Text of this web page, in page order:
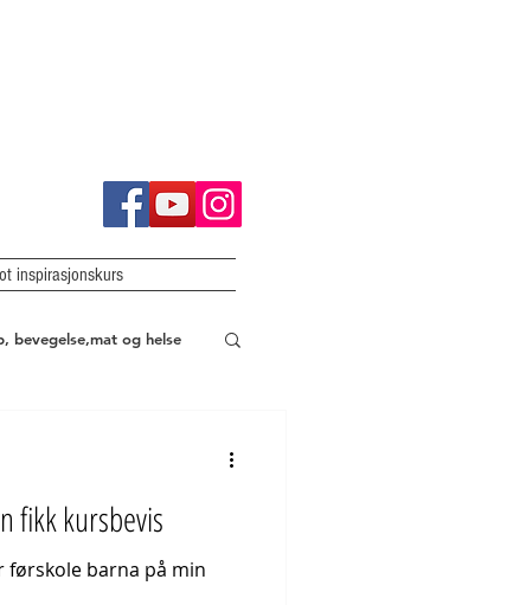
inspirasjonskurs
bevegelse,mat og helse
fikk kursbevis
førskole barna på min